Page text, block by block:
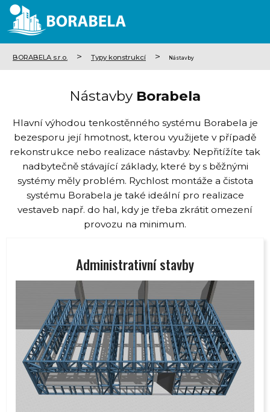
BORABELA s.r.o. > Typy konstrukcí > Nástavby
Nástavby Borabela
Hlavní výhodou tenkostěnného systému Borabela je
bezesporu její hmotnost, kterou využijete v případě
rekonstrukce nebo realizace nástavby. Nepřitížíte tak
nadbytečně stávající základy, které by s běžnými
systémy měly problém. Rychlost montáže a čistota
systému Borabela je také ideální pro realizace
vestaveb např. do hal, kdy je třeba zkrátit omezení
provozu na minimum.
Administrativní stavby